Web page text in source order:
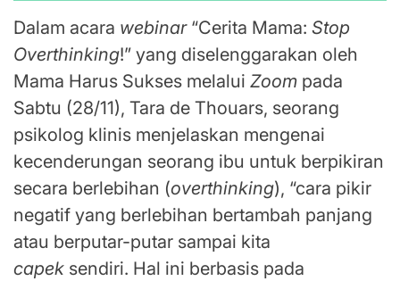
Dalam acara webinar“Cerita Mama: Stop
Overthinking!” yang diselenggarakan oleh
Mama Harus Sukses melalui Zoom pada
Sabtu (28/11), Tara de Thouars, seorang
psikolog klinis menjelaskan mengenai
kecenderungan seorang ibu untuk berpikiran
secara berlebihan (overthinking), “cara pikir
negatif yang berlebihan bertambah panjang
atau berputar-putar sampai kita
capek sendiri. Hal ini berbasis pada